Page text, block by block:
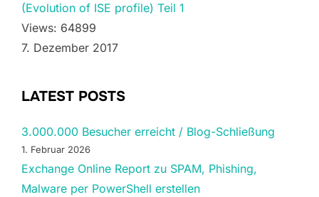
(Evolution of ISE profile) Teil 1
Views: 64899
7. Dezember 2017
LATEST POSTS
3.000.000 Besucher erreicht / Blog-Schließung
1. Februar 2026
Exchange Online Report zu SPAM, Phishing,
Malware per PowerShell erstellen